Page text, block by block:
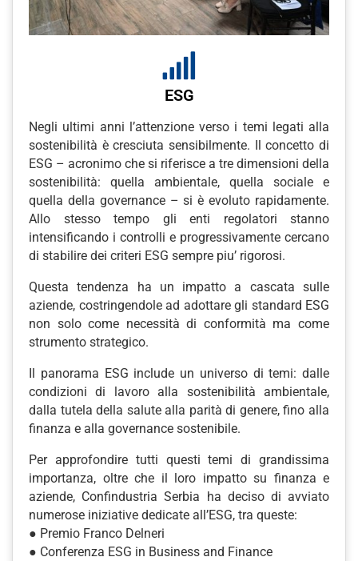
ESG
Negli ultimi anni l’attenzione verso i temi legati alla
sostenibilità è cresciuta sensibilmente. Il concetto di
ESG – acronimo che si riferisce a tre dimensioni della
sostenibilità: quella ambientale, quella sociale e
quella della governance – si è evoluto rapidamente.
Allo stesso tempo gli enti regolatori stanno
intensificando i controlli e progressivamente cercano
di stabilire dei criteri ESG sempre piu’ rigorosi.
Questa tendenza ha un impatto a cascata sulle
aziende, costringendole ad adottare gli standard ESG
non solo come necessità di conformità ma come
strumento strategico.
Il panorama ESG include un universo di temi: dalle
condizioni di lavoro alla sostenibilità ambientale,
dalla tutela della salute alla parità di genere, fino alla
finanza e alla governance sostenibile.
Per approfondire tutti questi temi di grandissima
importanza, oltre che il loro impatto su finanza e
aziende, Confindustria Serbia ha deciso di avviato
numerose iniziative dedicate all’ESG, tra queste:
● Premio Franco Delneri
● Conferenza ESG in Business and Finance